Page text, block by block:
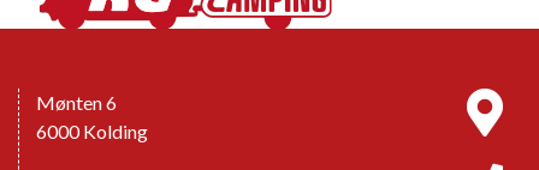
Mønten 6
6000 Kolding